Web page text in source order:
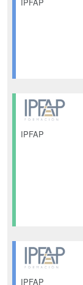
IPFAP
IPFAP